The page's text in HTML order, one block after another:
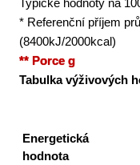
* Referenční příjem
(8400kJ/2000kcal)
** Porce g
Tabulka výživových
Energetická
hodnota